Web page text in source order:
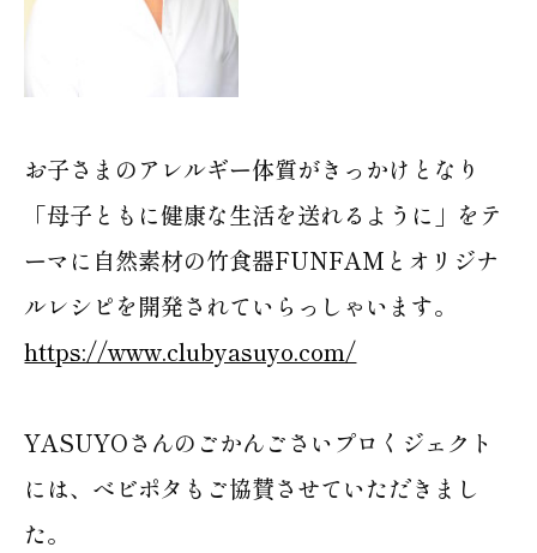
お子さまのアレルギー体質がきっかけとなり
「母子ともに健康な生活を送れるように」をテ
ーマに自然素材の竹食器FUNFAMとオリジナ
ルレシピを開発されていらっしゃいます。
https://www.clubyasuyo.com/
YASUYOさんのごかんごさいプロくジェクト
には、べビポタもご協賛させていただきまし
た。